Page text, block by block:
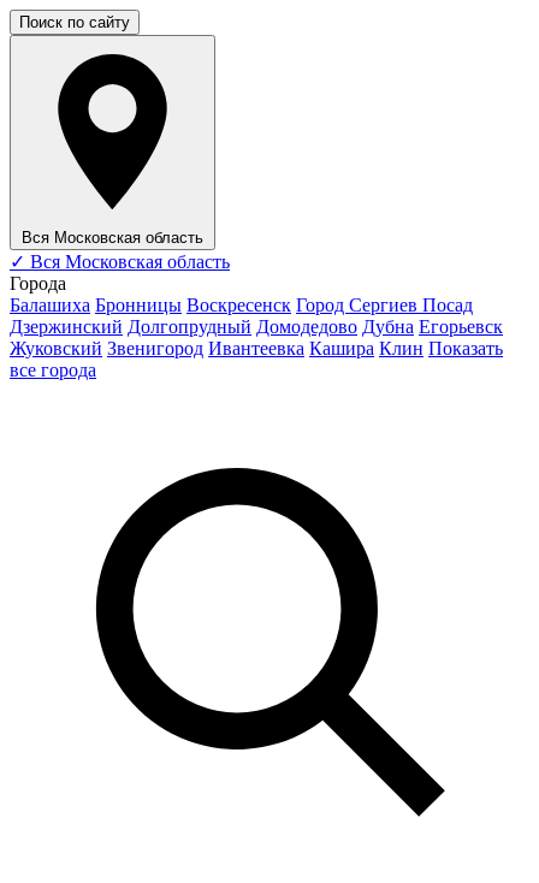
Поиск по сайту
Вся Московская область
✓ Вся Московская область
Города
Балашиха Бронницы Воскресенск Город Сергиев Посад
Дзержинский Долгопрудный Домодедово Дубна Егорьевск
Жуковский Звенигород Ивантеевка Кашира Клин Показать
все города